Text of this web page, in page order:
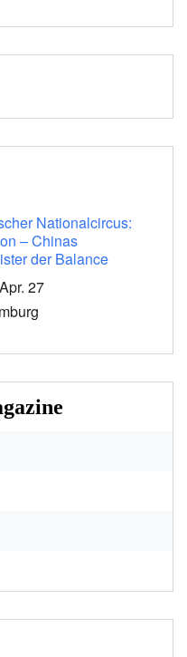
Nationalcircus:
– Chinas
der Balance
27